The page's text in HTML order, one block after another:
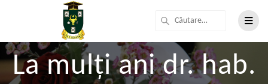
La mulți ani dr. hab.